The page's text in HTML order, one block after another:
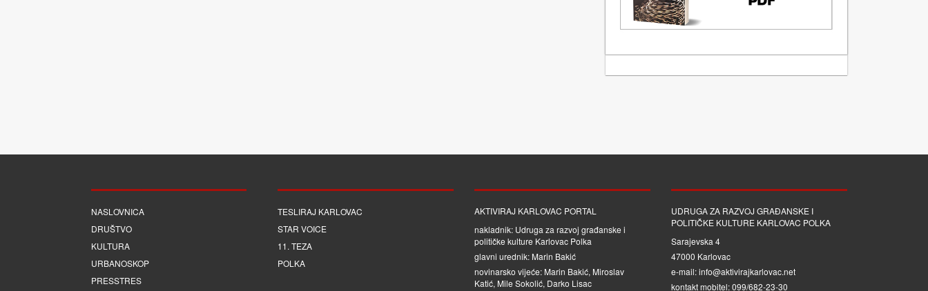
NASLOVNICA
DRUŠTVO
KULTURA
URBANOSKOP
PRESSTRES
TESLIRAJ KARLOVAC
STAR VOICE
11. TEZA
POLKA
AKTIVIRAJ KARLOVAC PORTAL
nakladnik: Udruga za razvoj građanske i
političke kulture Karlovac Polka
glavni urednik: Marin Bakić
novinarsko vijeće: Marin Bakić, Miroslav
Katić, Mile Sokolić, Darko Lisac
UDRUGA ZA RAZVOJ GRAĐANSKE I
POLITIČKE KULTURE KARLOVAC POLKA
Sarajevska 4
47000 Karlovac
e-mail: info@aktivirajkarlovac.net
kontakt mobitel: 099/682-23-30